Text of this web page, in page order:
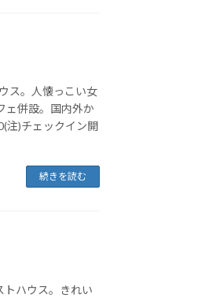
ス。人懐っこい女
ェ併設。国内外か
注)チェックイン開
続きを読む
トハウス。きれい